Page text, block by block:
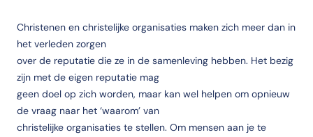
Christenen en christelijke organisaties maken zich meer dan in
het verleden zorgen
over de reputatie die ze in de samenleving hebben. Het bezig
zijn met de eigen reputatie mag
geen doel op zich worden, maar kan wel helpen om opnieuw
de vraag naar het ‘waarom’ van
christelijke organisaties te stellen. Om mensen aan je te